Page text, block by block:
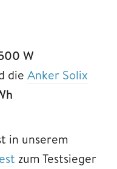
W
die Anker Solix
in unserem
zum Testsieger